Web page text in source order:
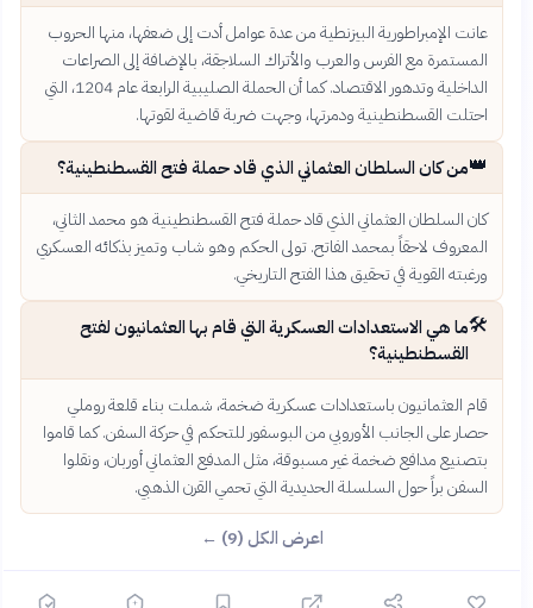
عانت الإمبراطورية البيزنطية من عدة عوامل أدت إلى ضعفها، منها الحروب
المستمرة مع الفرس والعرب والأتراك السلاجقة، بالإضافة إلى الصراعات
الداخلية وتدهور الاقتصاد. كما أن الحملة الصليبية الرابعة عام 1204، التي
احتلت القسطنطينية ودمرتها، وجهت ضربة قاضية لقوتها.
👑من كان السلطان العثماني الذي قاد حملة فتح القسطنطينية؟
كان السلطان العثماني الذي قاد حملة فتح القسطنطينية هو محمد الثاني،
المعروف لاحقاً بمحمد الفاتح. تولى الحكم وهو شاب وتميز بذكائه العسكري
ورغبته القوية في تحقيق هذا الفتح التاريخي.
🛠️ما هي الاستعدادات العسكرية التي قام بها العثمانيون لفتح
القسطنطينية؟
قام العثمانيون باستعدادات عسكرية ضخمة، شملت بناء قلعة روملي
حصار على الجانب الأوروبي من البوسفور للتحكم في حركة السفن. كما قاموا
بتصنيع مدافع ضخمة غير مسبوقة، مثل المدفع العثماني أوربان، ونقلوا
السفن براً حول السلسلة الحديدية التي تحمي القرن الذهبي.
اعرض الكل (9) ←